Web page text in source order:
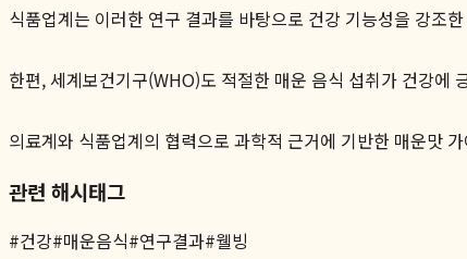
식품업계는 이러한 연구 결과를 바탕으로 건강 기능성을 강조
한편, 세계보건기구(WHO)도 적절한 매운 음식 섭취가 건강에
의료계와 식품업계의 협력으로 과학적 근거에 기반한 매운맛
관련 해시태그
#건강#매운음식#연구결과#웰빙